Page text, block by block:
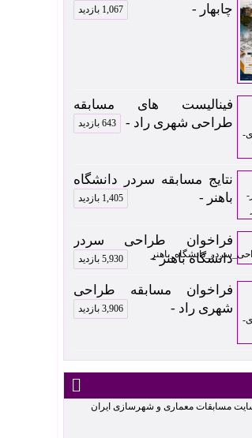
چابهار -
1,067 بازدید
فینالیست های مسابقه
طراحی شهری راد -
643 بازدید
نتایج مسابقه سردر دانشگاه
باهنر -
1,405 بازدید
فراخوان طراحی سردر
دانشگاه باهنر -
5,930 بازدید
فراخوان مسابقه طراحی
شهری راد -
3,906 بازدید